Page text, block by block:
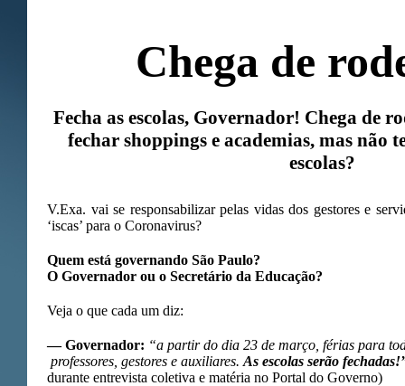
Chega de
Fecha as escolas, Governador! Chega de
fechar shoppings e academias, mas não
escolas?
V.Exa. vai se responsabilizar pelas vidas dos gestores e
‘iscas’ para o Coronavirus?
Quem está governando São Paulo?
O Governador ou o Secretário da Educação?
Veja o que cada um diz:
— Governador: “a partir do dia 23 de março, férias para
professores, gestores e auxiliares. As escolas serão
durante entrevista coletiva e matéria no Portal do Governo)